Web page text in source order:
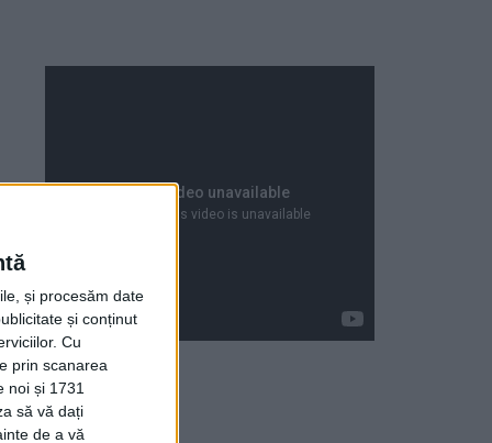
și procesăm date
și conținut
Cu
prin scanarea
noi și 1731
să vă dați
de a vă
Articole recente